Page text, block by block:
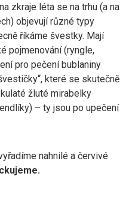
zkraje léta se na trhu (a na
objevují různé typy
říkáme švestky. Mají
pojmenování (ryngle,
pro pečení bublaniny
které se skutečně
žluté mirabelky
– ty jsou po upečení
nahnilé a červivé